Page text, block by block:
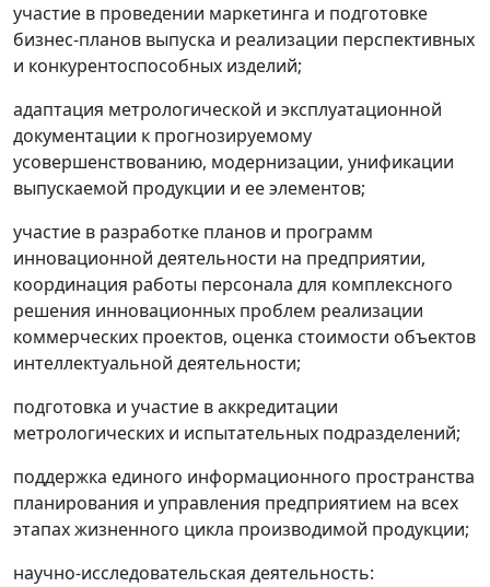
участие в проведении маркетинга и подготовке
бизнес-планов выпуска и реализации перспективных
и конкурентоспособных изделий;
адаптация метрологической и эксплуатационной
документации к прогнозируемому
усовершенствованию, модернизации, унификации
выпускаемой продукции и ее элементов;
участие в разработке планов и программ
инновационной деятельности на предприятии,
координация работы персонала для комплексного
решения инновационных проблем реализации
коммерческих проектов, оценка стоимости объектов
интеллектуальной деятельности;
подготовка и участие в аккредитации
метрологических и испытательных подразделений;
поддержка единого информационного пространства
планирования и управления предприятием на всех
этапах жизненного цикла производимой продукции;
научно-исследовательская деятельность: